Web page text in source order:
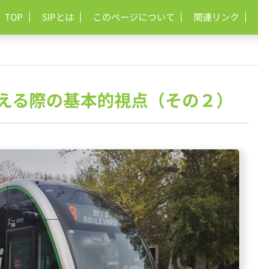
TOP SIPとは このページについて 関連リンク
際の基本的視点（その２）